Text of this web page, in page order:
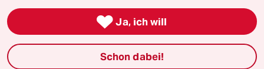
Seitenwende Einwilligungen widerrufen (Ads)
 Ja, ich will
Schon dabei!